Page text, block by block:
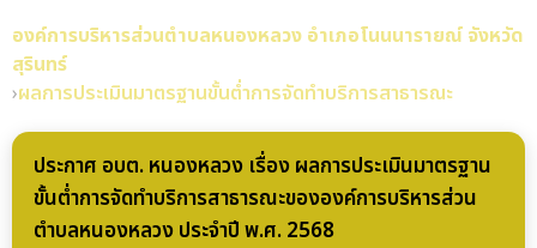
องค์การบริหารส่วนตำบลหนองหลวง อำเภอโนนนารายณ์ จังหวัด
สุรินทร์
›ผลการประเมินมาตรฐานขั้นต่ำการจัดทำบริการสาธารณะ
ประกาศ อบต. หนองหลวง เรื่อง ผลการประเมินมาตรฐาน
ขั้นต่ำการจัดทำบริการสาธารณะขององค์การบริหารส่วน
ตำบลหนองหลวง ประจำปี พ.ศ. 2568